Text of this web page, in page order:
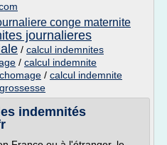
conge maternite
journalieres
/ calcul indemnites
/ calcul indemnite
/ calcul indemnite
indemnités